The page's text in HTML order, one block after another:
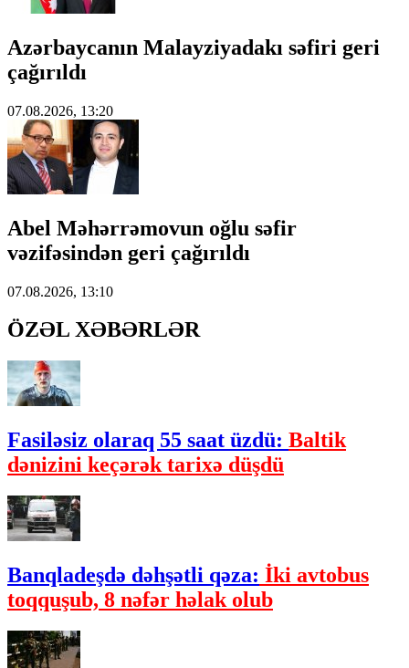
Azərbaycanın Malayziyadakı səfiri geri
çağırıldı
07.08.2026, 13:20
Abel Məhərrəmovun oğlu səfir
vəzifəsindən geri çağırıldı
07.08.2026, 13:10
ÖZƏL XƏBƏRLƏR
Fasiləsiz olaraq 55 saat üzdü: Baltik
dənizini keçərək tarixə düşdü
Banqladeşdə dəhşətli qəza: İki avtobus
toqquşub, 8 nəfər həlak olub